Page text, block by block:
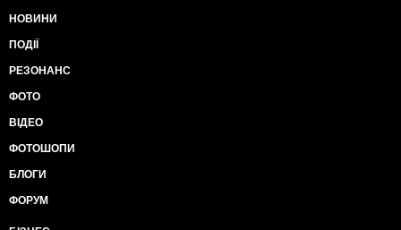
НОВИНИ
ПОДІЇ
РЕЗОНАНС
ФОТО
ВІДЕО
ФОТОШОПИ
БЛОГИ
ФОРУМ